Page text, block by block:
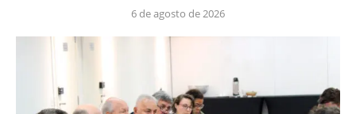
6 de agosto de 2026